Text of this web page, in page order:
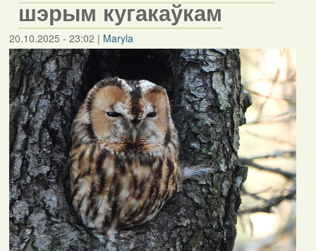
шэрым кугакаўкам
20.10.2025 - 23:02 | Maryla